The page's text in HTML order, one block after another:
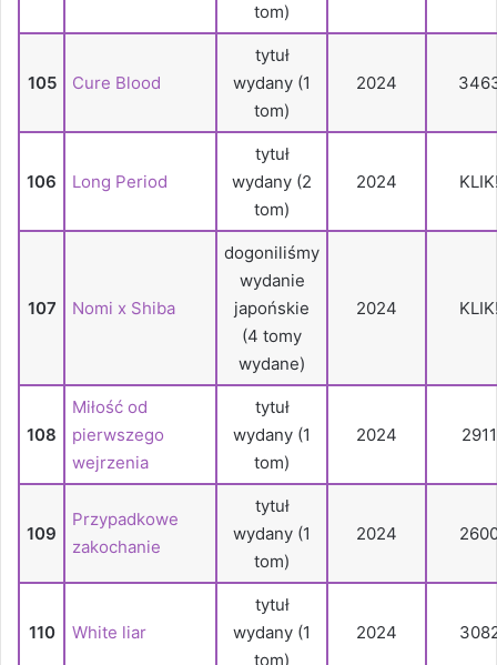
tom)
105 Cure Blood
tytuł
wydany (1
tom)
2024
106 Long Period
tytuł
wydany (2
tom)
2024
107 Nomi x Shiba
dogoniliśmy
wydanie
japońskie
(4 tomy
wydane)
2024
108
Miłość od
pierwszego
wejrzenia
tytuł
wydany (1
tom)
2024 2911
109
Przypadkowe
zakochanie
tytuł
wydany (1
tom)
2024
110 White liar
tytuł
wydany (1
tom)
2024